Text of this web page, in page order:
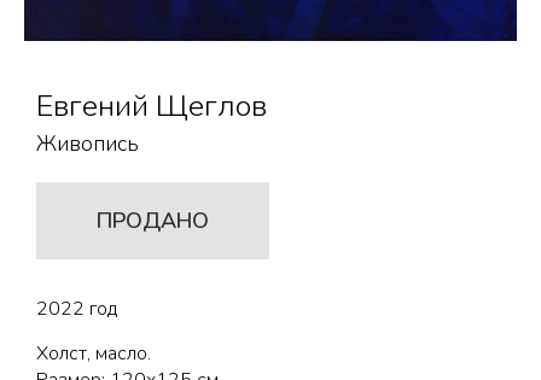
Евгений Щеглов
Живопись
ПРОДАНО
2022 год
Холст, масло.